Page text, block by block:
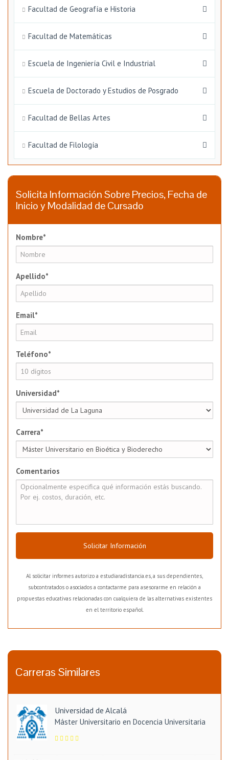
Facultad de Geografía e Historia
Facultad de Matemáticas
Escuela de Ingeniería Civil e Industrial
Escuela de Doctorado y Estudios de Posgrado
Facultad de Bellas Artes
Facultad de Filología
Solicita Información Sobre Precios, Fecha de
Inicio y Modalidad de Cursado
Nombre*
Apellido*
Email*
Teléfono*
Universidad*
Carrera*
Comentarios
Solicitar Información
Al solicitar informes autorizo a estudiaradistancia.es, a sus dependientes,
subcontratados o asociados a contactarme para asesorarme en relación a
propuestas educativas relacionadas con cualquiera de las alternativas existentes
en el territorio español.
Carreras Similares
Universidad de Alcalá
Máster Universitario en Docencia Universitaria